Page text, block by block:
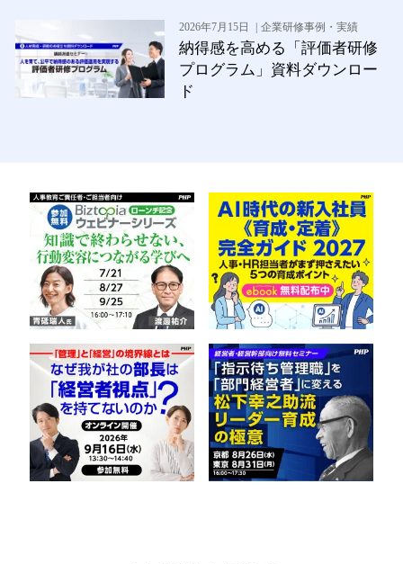
2026年7月15日 企業研修事例・実績
納得感を高める「評価者研修
プログラム」資料ダウンロー
ド